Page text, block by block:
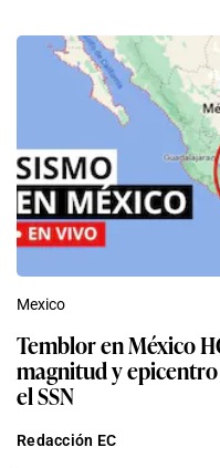
Mexico
Temblor en México
magnitud y
el SSN
Redacción EC